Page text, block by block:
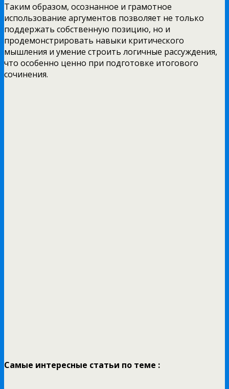
Таким образом, осознанное и грамотное
использование аргументов позволяет не только
поддержать собственную позицию, но и
продемонстрировать навыки критического
мышления и умение строить логичные рассуждения,
что особенно ценно при подготовке итогового
сочинения.
Самые интересные статьи по теме :